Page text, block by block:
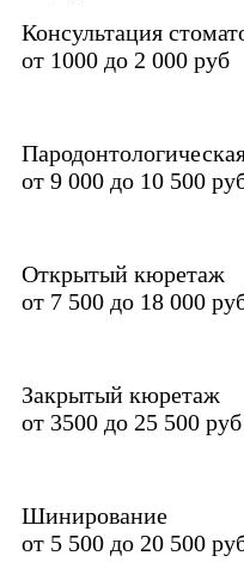
Консультация
от 1000 до 2 000 руб
от 9 000 до 10 500
Открытый кюретаж
от 7 500 до 18 000
Закрытый кюретаж
от 3500 до 25 500 руб
Шинирование
от 5 500 до 20 500